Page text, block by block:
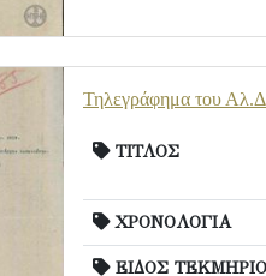
Τηλεγράφημα του
ΤΙΤΛΟΣ
ΧΡΟΝΟΛΟΓΙΑ
ΕΙΔΟΣ